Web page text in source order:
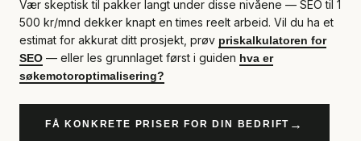
Vær skeptisk til pakker langt under disse nivåene — SEO til 1
500 kr/mnd dekker knapt en times reelt arbeid. Vil du ha et
estimat for akkurat ditt prosjekt, prøv priskalkulatoren for
SEO — eller les grunnlaget først i guiden hva er
søkemotoroptimalisering?
FÅ KONKRETE PRISER FOR DIN BEDRIFT →